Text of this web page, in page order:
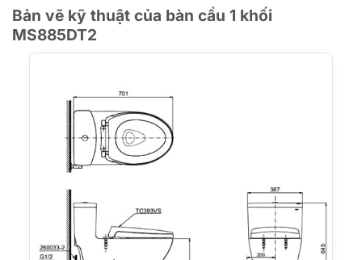
Bản vẽ kỹ thuật của bàn cầu 1 khối
MS885DT2